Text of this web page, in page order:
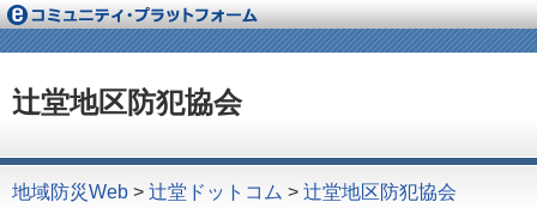
辻堂地区防犯協会
地域防災Web > 辻堂ドットコム > 辻堂地区防犯協会